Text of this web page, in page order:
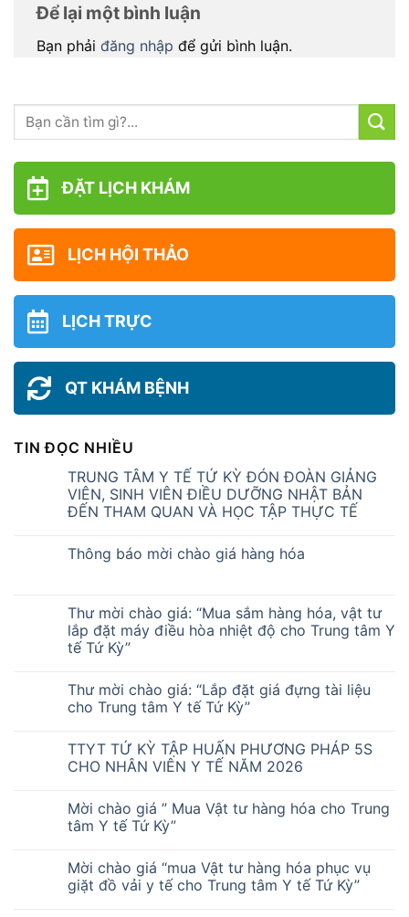
Để lại một bình luận
Bạn phải đăng nhập để gửi bình luận.
ĐẶT LỊCH KHÁM
LỊCH HỘI THẢO
LỊCH TRỰC
QT KHÁM BỆNH
TIN ĐỌC NHIỀU
TRUNG TÂM Y TẾ TỨ KỲ ĐÓN ĐOÀN GIẢNG
VIÊN, SINH VIÊN ĐIỀU DƯỠNG NHẬT BẢN
ĐẾN THAM QUAN VÀ HỌC TẬP THỰC TẾ
Thông báo mời chào giá hàng hóa
Thư mời chào giá: “Mua sắm hàng hóa, vật tư
lắp đặt máy điều hòa nhiệt độ cho Trung tâm Y
tế Tứ Kỳ”
Thư mời chào giá: “Lắp đặt giá đựng tài liệu
cho Trung tâm Y tế Tứ Kỳ”
TTYT TỨ KỲ TẬP HUẤN PHƯƠNG PHÁP 5S
CHO NHÂN VIÊN Y TẾ NĂM 2026
Mời chào giá ” Mua Vật tư hàng hóa cho Trung
tâm Y tế Tứ Kỳ”
Mời chào giá “mua Vật tư hàng hóa phục vụ
giặt đồ vải y tế cho Trung tâm Y tế Tứ Kỳ”